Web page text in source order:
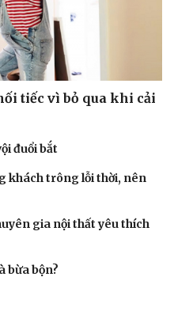
Hạt giống tâm hồn
tiếc vì bỏ qua khi cải
đuổi bắt
khách trông lỗi thời, nên
gia nội thất yêu thích
bừa bộn?